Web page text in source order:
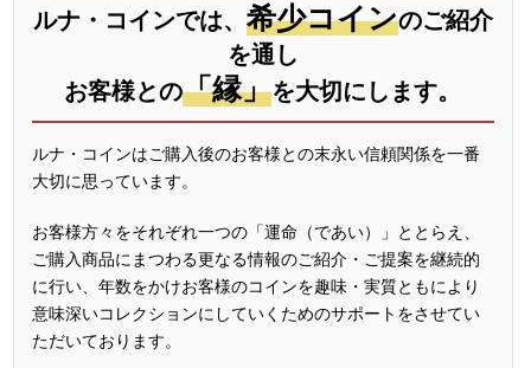
ルナ・コインでは、 希少コインのご紹介
を通し
お客様との「縁」を大切にします。
ルナ・コインはご購入後のお客様との末永い信頼関係を一番
大切に思っています。
お客様方々をそれぞれ一つの「運命（であい）」ととらえ、
ご購入商品にまつわる更なる情報のご紹介・ご提案を継続的
に行い、年数をかけお客様のコインを趣味・実質ともにより
意味深いコレクションにしていくためのサポートをさせてい
ただいております。